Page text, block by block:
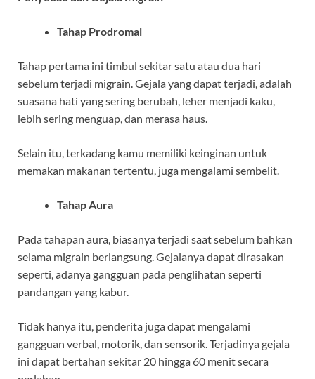
Tahap Prodromal
Tahap pertama ini timbul sekitar satu atau dua hari
sebelum terjadi migrain. Gejala yang dapat terjadi, adalah
suasana hati yang sering berubah, leher menjadi kaku,
lebih sering menguap, dan merasa haus.
Selain itu, terkadang kamu memiliki keinginan untuk
memakan makanan tertentu, juga mengalami sembelit.
Tahap Aura
Pada tahapan aura, biasanya terjadi saat sebelum bahkan
selama migrain berlangsung. Gejalanya dapat dirasakan
seperti, adanya gangguan pada penglihatan seperti
pandangan yang kabur.
Tidak hanya itu, penderita juga dapat mengalami
gangguan verbal, motorik, dan sensorik. Terjadinya gejala
ini dapat bertahan sekitar 20 hingga 60 menit secara